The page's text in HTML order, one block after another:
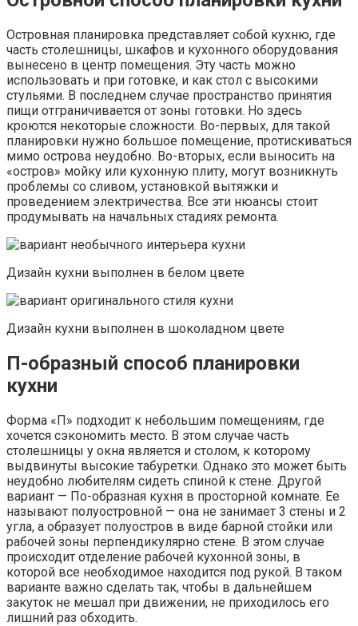
Островная планировка представляет собой кухню, где
часть столешницы, шкафов и кухонного оборудования
вынесено в центр помещения. Эту часть можно
использовать и при готовке, и как стол с высокими
стульями. В последнем случае пространство принятия
пищи отграничивается от зоны готовки. Но здесь
кроются некоторые сложности. Во-первых, для такой
планировки нужно большое помещение, протискиваться
мимо острова неудобно. Во-вторых, если выносить на
«остров» мойку или кухонную плиту, могут возникнуть
проблемы со сливом, установкой вытяжки и
проведением электричества. Все эти нюансы стоит
продумывать на начальных стадиях ремонта.
Дизайн кухни выполнен в белом цвете
Дизайн кухни выполнен в шоколадном цвете
П-образный способ планировки
кухни
Форма «П» подходит к небольшим помещениям, где
хочется сэкономить место. В этом случае часть
столешницы у окна является и столом, к которому
выдвинуты высокие табуретки. Однако это может быть
неудобно любителям сидеть спиной к стене. Другой
вариант — По-образная кухня в просторной комнате. Ее
называют полуостровной — она не занимает 3 стены и 2
угла, а образует полуостров в виде барной стойки или
рабочей зоны перпендикулярно стене. В этом случае
происходит отделение рабочей кухонной зоны, в
которой все необходимое находится под рукой. В таком
варианте важно сделать так, чтобы в дальнейшем
закуток не мешал при движении, не приходилось его
лишний раз обходить.